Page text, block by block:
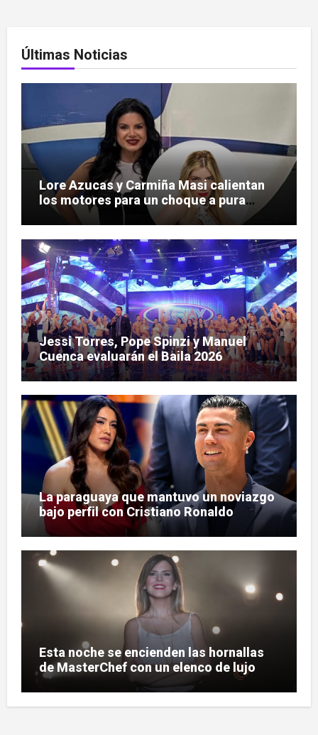
Últimas Noticias
Lore Azucas y Carmiña Masi calientan
los motores para un choque a pura
cachaca
Jessi Torres, Pope Spinzi y Manuel
Cuenca evaluarán el Baila 2026
La paraguaya que mantuvo un noviazgo
bajo perfil con Cristiano Ronaldo
Esta noche se encienden las hornallas
de MasterChef con un elenco de lujo